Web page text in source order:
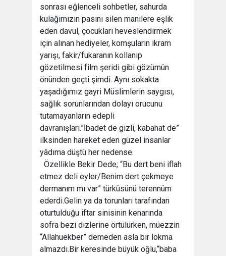
sonrası eğlenceli sohbetler, sahurda
kulağımızın pasını silen manilere eşlik
eden davul, çocukları heveslendirmek
için alınan hediyeler, komşuların ikram
yarışı, fakir/fukaranın kollanıp
gözetilmesi film şeridi gibi gözümün
önünden geçti şimdi. Aynı sokakta
yaşadığımız gayri Müslimlerin saygısı,
sağlık sorunlarından dolayı orucunu
tutamayanların edepli
davranışları.”İbadet de gizli, kabahat de”
ilksinden hareket eden güzel insanlar
yâdıma düştü her nedense.
Özellikle Bekir Dede; “Bu dert beni iflah
etmez deli eyler/Benim dert çekmeye
dermanım mı var” türküsünü terennüm
ederdi.Gelin ya da torunları tarafından
oturtulduğu iftar sinisinin kenarında
sofra bezi dizlerine örtülürken, müezzin
“Allahuekber” demeden asla bir lokma
almazdı.Bir keresinde büyük oğlu,“baba